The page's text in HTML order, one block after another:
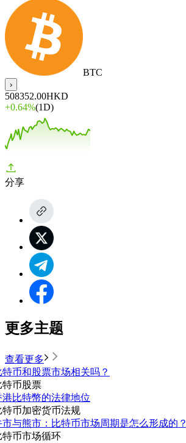
BTC
›
508352.00HKD
+0.64%(1D)
分享
更多主题
查看更多
特币和股票市场相关吗？
特币股票
港比特幣的法律地位
特币加密货币法规
市与熊市：比特币市场周期是怎么形成的？
特币市场循环